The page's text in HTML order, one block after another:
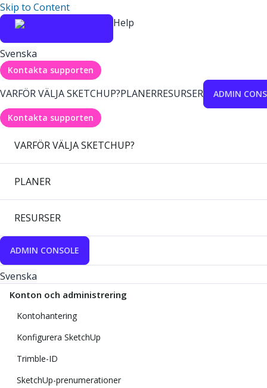
Skip to Content
Help
Svenska
Kontakta supporten
VARFÖR VÄLJA SKETCHUP?PLANERRESURSER ADMIN
Kontakta supporten
VARFÖR VÄLJA SKETCHUP?
PLANER
RESURSER
ADMIN CONSOLE
Svenska
Konton och administrering
Kontohantering
Konfigurera SketchUp
Trimble-ID
SketchUp-prenumerationer